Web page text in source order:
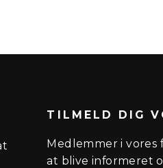
TILMELD DIG
Medlemmer i vores
at blive informeret